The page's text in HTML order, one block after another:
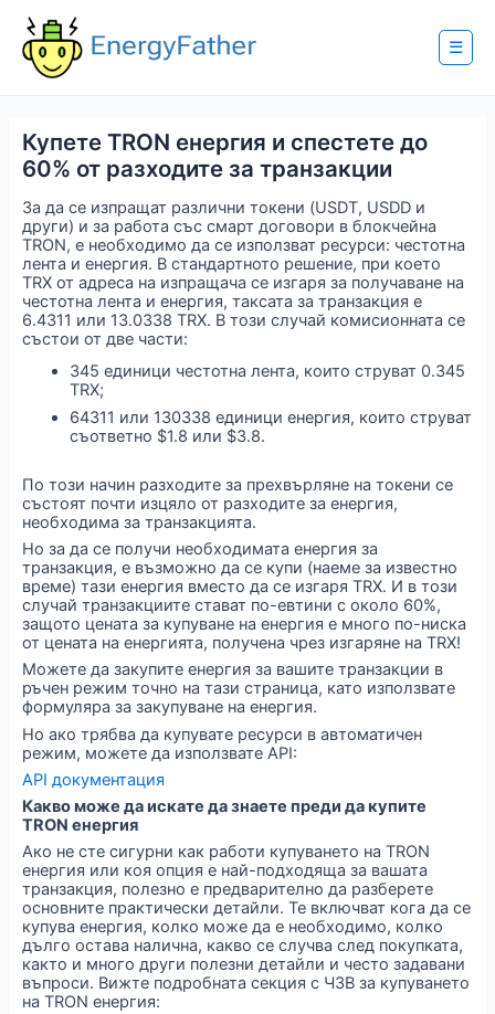
content
☰
Купете TRON енергия и спестете до
60% от разходите за транзакции
За да се изпращат различни токени (USDT, USDD и
други) и за работа със смарт договори в блокчейна
TRON, е необходимо да се използват ресурси: честотна
лента и енергия. В стандартното решение, при което
TRX от адреса на изпращача се изгаря за получаване на
честотна лента и енергия, таксата за транзакция е
6.4311 или 13.0338 TRX. В този случай комисионната се
състои от две части:
345 единици честотна лента, които струват 0.345
TRX;
64311 или 130338 единици енергия, които струват
съответно $1.8 или $3.8.
По този начин разходите за прехвърляне на токени се
състоят почти изцяло от разходите за енергия,
необходима за транзакцията.
Но за да се получи необходимата енергия за
транзакция, е възможно да се купи (наеме за известно
време) тази енергия вместо да се изгаря TRX. И в този
случай транзакциите стават по-евтини с около 60%,
защото цената за купуване на енергия е много по-ниска
от цената на енергията, получена чрез изгаряне на TRX!
Можете да закупите енергия за вашите транзакции в
ръчен режим точно на тази страница, като използвате
формуляра за закупуване на енергия.
Но ако трябва да купувате ресурси в автоматичен
режим, можете да използвате API:
API документация
Какво може да искате да знаете преди да купите
TRON енергия
Ако не сте сигурни как работи купуването на TRON
енергия или коя опция е най-подходяща за вашата
транзакция, полезно е предварително да разберете
основните практически детайли. Те включват кога да се
купува енергия, колко може да е необходимо, колко
дълго остава налична, какво се случва след покупката,
както и много други полезни детайли и често задавани
въпроси. Вижте подробната секция с ЧЗВ за купуването
на TRON енергия: